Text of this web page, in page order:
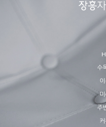
수
미
주